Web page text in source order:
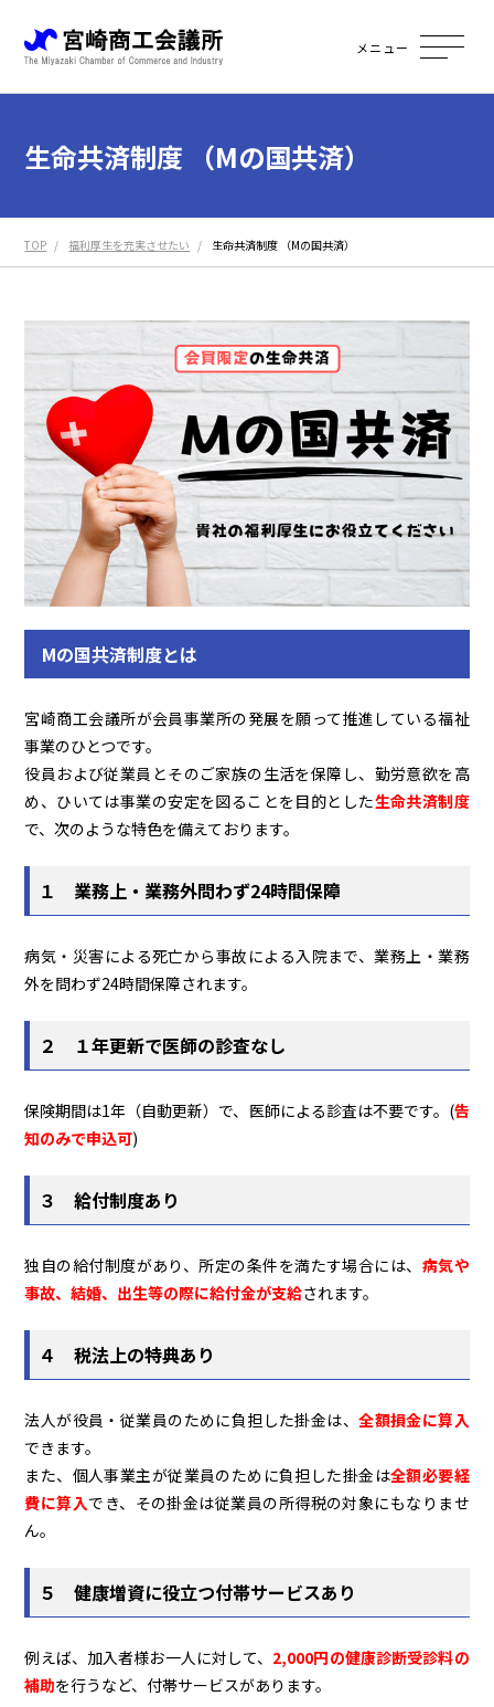
メニュー
生命共済制度 （Mの国共済）
TOP 福利厚生を充実させたい 生命共済制度 （Mの国共済）
Mの国共済制度とは
宮崎商工会議所が会員事業所の発展を願って推進している福祉
事業のひとつです。
役員および従業員とそのご家族の生活を保障し、勤労意欲を高
め、ひいては事業の安定を図ることを目的とした生命共済制度
で、次のような特色を備えております。
１ 業務上・業務外問わず24時間保障
病気・災害による死亡から事故による入院まで、業務上・業務
外を問わず24時間保障されます。
２ １年更新で医師の診査なし
保険期間は1年（自動更新）で、医師による診査は不要です。(告
知のみで申込可)
３ 給付制度あり
独自の給付制度があり、所定の条件を満たす場合には、 病気や
事故、結婚、出生等の際に給付金が支給されます。
４ 税法上の特典あり
法人が役員・従業員のために負担した掛金は、全額損金に算入
できます。
また、個人事業主が従業員のために負担した掛金は全額必要経
費に算入でき、その掛金は従業員の所得税の対象にもなりませ
ん。
５ 健康増資に役立つ付帯サービスあり
例えば、加入者様お一人に対して、 2,000円の健康診断受診料の
補助を行うなど、付帯サービスがあります。